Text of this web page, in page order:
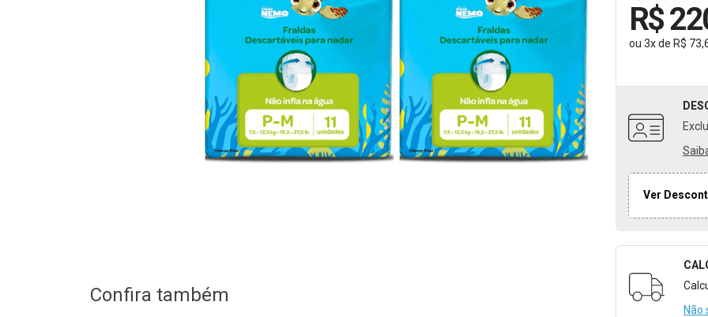
R$
ou 3xde R$
Ver
Não
Confira também